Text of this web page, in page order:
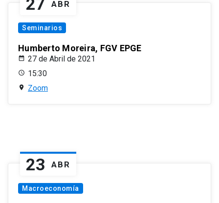
27 ABR
Seminarios
Humberto Moreira, FGV EPGE
27 de Abril de 2021
15:30
Zoom
23 ABR
Macroeconomía